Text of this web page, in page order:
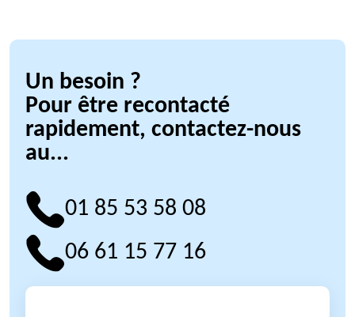
Un besoin ?
Pour être recontacté
rapidement, contactez-nous
au...
01 85 53 58 08
06 61 15 77 16